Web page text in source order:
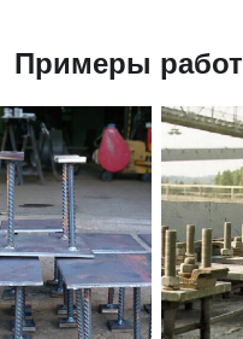
Примеры работ